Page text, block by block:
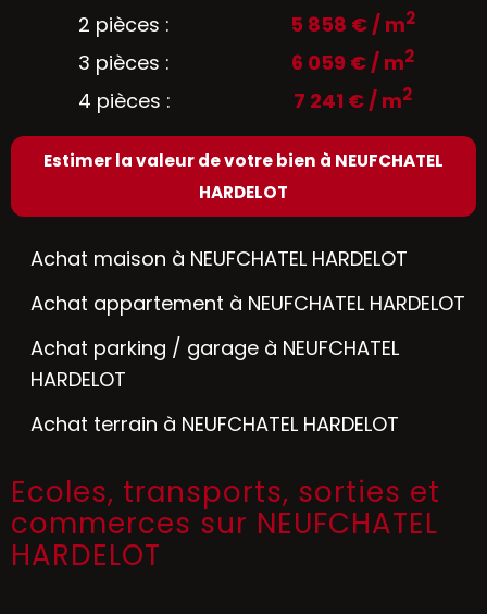
2 pièces : 5 858 € / m2
3 pièces : 6 059 € / m2
4 pièces : 7 241 € / m2
Estimer la valeur de votre bien à NEUFCHATEL
HARDELOT
Achat maison à NEUFCHATEL HARDELOT
Achat appartement à NEUFCHATEL HARDELOT
Achat parking / garage à NEUFCHATEL
HARDELOT
Achat terrain à NEUFCHATEL HARDELOT
Ecoles, transports, sorties et
commerces sur NEUFCHATEL
HARDELOT